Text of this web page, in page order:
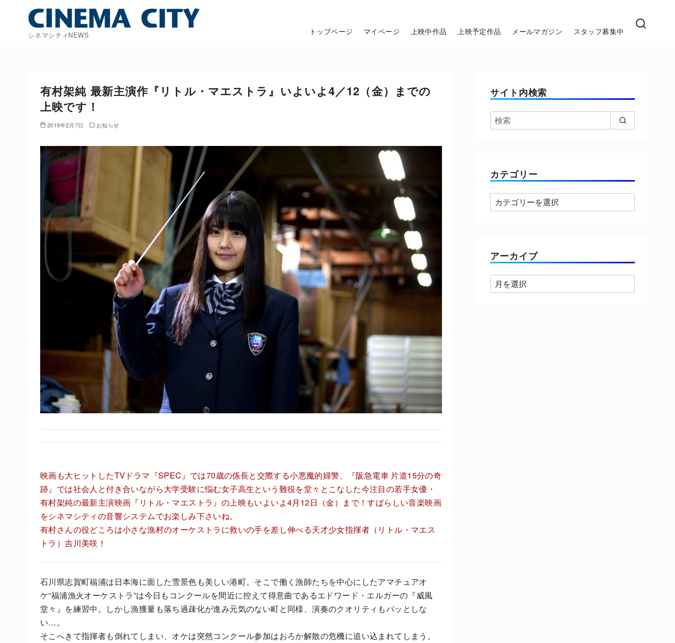
シネマシティNEWS トップページ マイページ 上映中作品 上映予定作品 メールマガジン スタッフ募集中
有村架純 最新主演作『リトル・マエストラ』いよいよ4／12（金）までの
上映です！
2019年2月7日 お知らせ
映画も大ヒットしたTVドラマ『SPEC』では70歳の係長と交際する小悪魔的婦警、『阪急電車 片道15分の奇
跡』では社会人と付き合いながら大学受験に悩む女子高生という難役を堂々とこなした今注目の若手女優・
有村架純の最新主演映画『リトル・マエストラ』の上映もいよいよ4月12日（金）まで！すばらしい音楽映画
をシネマシティの音響システムでお楽しみ下さいね。
有村さんの役どころは小さな漁村のオーケストラに救いの手を差し伸べる天才少女指揮者（リトル・マエス
トラ）吉川美咲！
石川県志賀町福浦は日本海に面した雪景色も美しい港町。そこで働く漁師たちを中心にしたアマチュアオ
ケ“福浦漁火オーケストラ”は今日もコンクールを間近に控えて得意曲であるエドワード・エルガーの『威風
堂々』を練習中。しかし漁獲量も落ち過疎化が進み元気のない町と同様、演奏のクオリティもパッとしな
い…。
そこへきて指揮者も倒れてしまい、オケは突然コンクール参加はおろか解散の危機に追い込まれてしまう。
サイト内検索
カテゴリー
カ
テ
ー
アーカイブ
ア
ー